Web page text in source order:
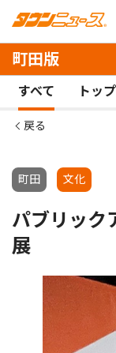
町田版
すべて トッ
戻る
町田 文化
パブリック
展